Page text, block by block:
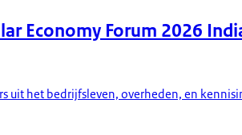
Economy Forum 2026
uit het bedrijfsleven, overheden, en